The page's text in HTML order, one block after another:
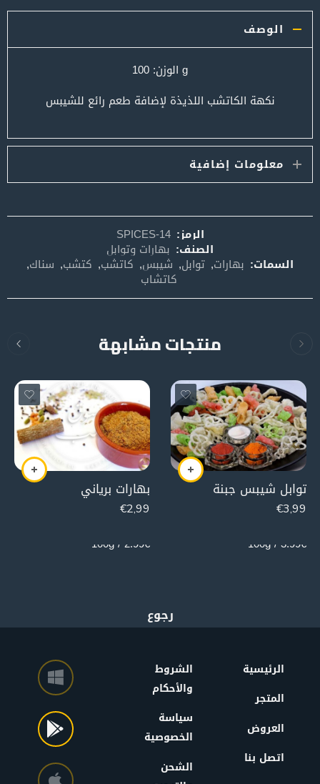
الوصف
g الوزن: 100
نكهة الكاتشب اللذيذة لإضافة طعم رائع للشيبس
معلومات إضافية
الرمز: SPICES-14
الصنف: بهارات وتوابل
السمات: بهارات, توابل, شيبس, كاتشب, كتشب, سناك,
كاتشاب
منتجات مشابهة
توابل شيبس جبنة
€3,99
3.99€ / 100g
بهارات برياني
€2,99
2.99€ / 100g
الرئيسية
المتجر
العروض
اتصل بنا
الشروط
والأحكام
سياسة
الخصوصية
الشحن